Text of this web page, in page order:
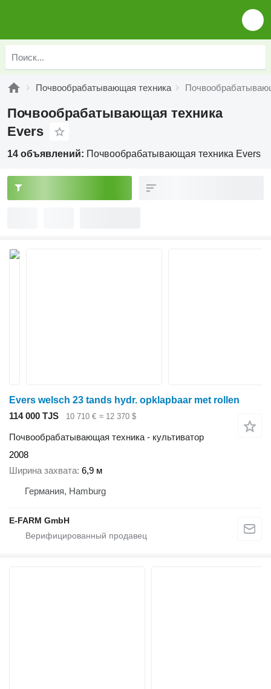
Почвообрабатывающая техника
Почвообрабатывающая техника
Evers
14 объявлений: Почвообрабатывающая техника Evers
Evers welsch 23 tands hydr. opklapbaar met rollen
114 000 TJS
10 710 € ≈ 12 370 $
Почвообрабатывающая техника - культиватор
2008
Ширина захвата 6,9 м
Германия, Hamburg
E-FARM GmbH